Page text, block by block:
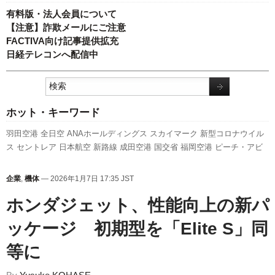
有料版・法人会員について
【注意】詐欺メールにご注意
FACTIVA向け記事提供拡充
日経テレコンへ配信中
ホット・キーワード
羽田空港 全日空 ANAホールディングス スカイマーク 新型コロナウイル
ス セントレア 日本航空 新路線 成田空港 国交省 福岡空港 ピーチ・アビ
着回数 A320 エアバス キャンペーン
実績 777 訪日客
企業, 機体— 2026年1月7日 17:35 JST
ホンダジェット、性能向上の新パ
ッケージ 初期型を「Elite S」同
等に